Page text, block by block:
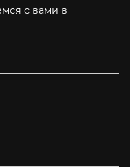
с вами в